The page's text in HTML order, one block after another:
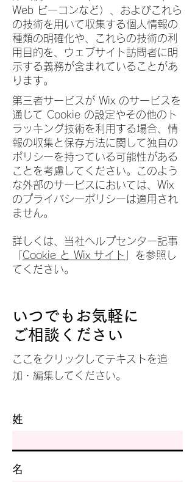
Web ビーコンなど）、およびこれら
の技術を用いて収集する個人情報の
種類の明確化や、これらの技術の利
用目的を、ウェブサイト訪問者に明
示する義務が含まれていることがあ
ります。
第三者サービスが Wix のサービスを
通じて Cookie の設定やその他のト
ラッキング技術を利用する場合、情
報の収集と保存方法に関して独自の
ポリシーを持っている可能性がある
ことを考慮してください。このよう
な外部のサービスにおいては、Wix
のプライバシーポリシーは適用され
ません。
詳しくは、当社ヘルプセンター記事
Cookie と Wix サイト
」を参照し
てください。
いつでもお気軽に
ご相談ください
ここをクリックしてテキストを追
加・編集してください。
姓
名